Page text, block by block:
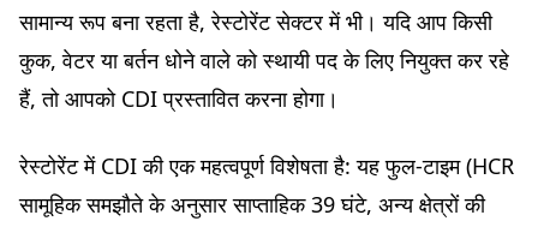
सामान्य रूप बना रहता है, रेस्टोरेंट सेक्टर में भी। यदि आप किसी
कुक, वेटर या बर्तन धोने वाले को स्थायी पद के लिए नियुक्त कर रहे
हैं, तो आपको CDI प्रस्तावित करना होगा।
रेस्टोरेंट में CDI की एक महत्वपूर्ण विशेषता है: यह फुल-टाइम (HCR
सामूहिक समझौते के अनुसार साप्ताहिक 39 घंटे, अन्य क्षेत्रों की